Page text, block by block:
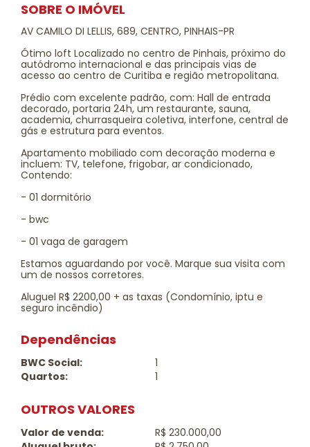
SOBRE O IMÓVEL
AV CAMILO DI LELLIS, 689, CENTRO, PINHAIS-PR
Ótimo loft Localizado no centro de Pinhais, próximo do
autódromo internacional e das principais vias de
acesso ao centro de Curitiba e região metropolitana.
Prédio com excelente padrão, com: Hall de entrada
decorado, portaria 24h, um restaurante, sauna,
academia, churrasqueira coletiva, interfone, central de
gás e estrutura para eventos.
Apartamento mobiliado com decoração moderna e
incluem: TV, telefone, frigobar, ar condicionado,
Contendo:
- 01 dormitório
- bwc
- 01 vaga de garagem
Estamos aguardando por você. Marque sua visita com
um de nossos corretores.
Aluguel R$ 2200,00 + as taxas (Condomínio, iptu e
seguro incêndio)
Dependências
BWC Social:
1
Quartos:
1
OUTROS VALORES
Valor de venda:
R$ 230.000,00